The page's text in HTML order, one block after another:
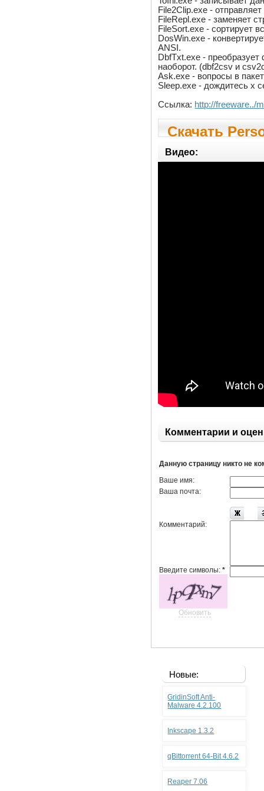
File2Clip.exe -
FileRepl.exe - заменяет
FileSort.exe - сортирует
DosWin.exe -
ANSI.
DbfTxt.exe -
наоборот. (dbf2csv и
Ask.exe - вопросы в
Sleep.exe - дождитесь x
Ссылка: http://freeware../
Скачать
Видео:
Комментарии и
Данную страницу никто не
Ваше имя:
Ваша почта:
Комментарий:
Введите символы:*
Обновить
Новые:
GridinSoft Anti-
Malware 4.2.100
Inkscape 1.3.2
qBittorrent 64-Bit 4.6.2
Reaper 7.06